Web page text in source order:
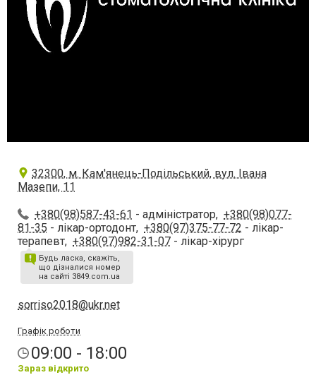
32300, м. Кам'янець-Подільський, вул. Івана
Мазепи, 11
+380(98)587-43-61 - адміністратор, +380(98)077-
81-35 - лікар-ортодонт, +380(97)375-77-72 - лікар-
терапевт, +380(97)982-31-07 - лікар-хірург
Будь ласка, скажіть,
що дізналися номер
на сайті 3849.com.ua
sorriso2018@ukr.net
Графік роботи
09:00 - 18:00
Зараз відкрито